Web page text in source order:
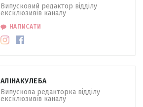
Випусковий редактор відділу
ексклюзивів каналу
НАПИСАТИ
АЛІНАКУЛЕБА
Випускова редакторка відділу
ексклюзивів каналу